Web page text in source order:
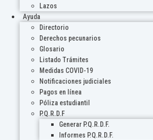
Lazos
Ayuda
Directorio
Derechos pecunarios
Glosario
Listado Trámites
Medidas COVID-19
Notificaciones judiciales
Pagos en línea
Póliza estudiantil
P.Q.R.D.F
Generar P.Q.R.D.F.
Informes P.Q.R.D.F.